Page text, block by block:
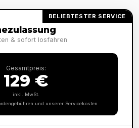
BELIEBTESTER SERVICE
& sofort losfahren
Gesamtpreis:
129 €
inkl. MwSt.
und unserer Servicekosten